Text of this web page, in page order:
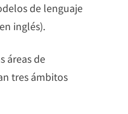
de lenguaje
inglés).
áreas de
tres ámbitos